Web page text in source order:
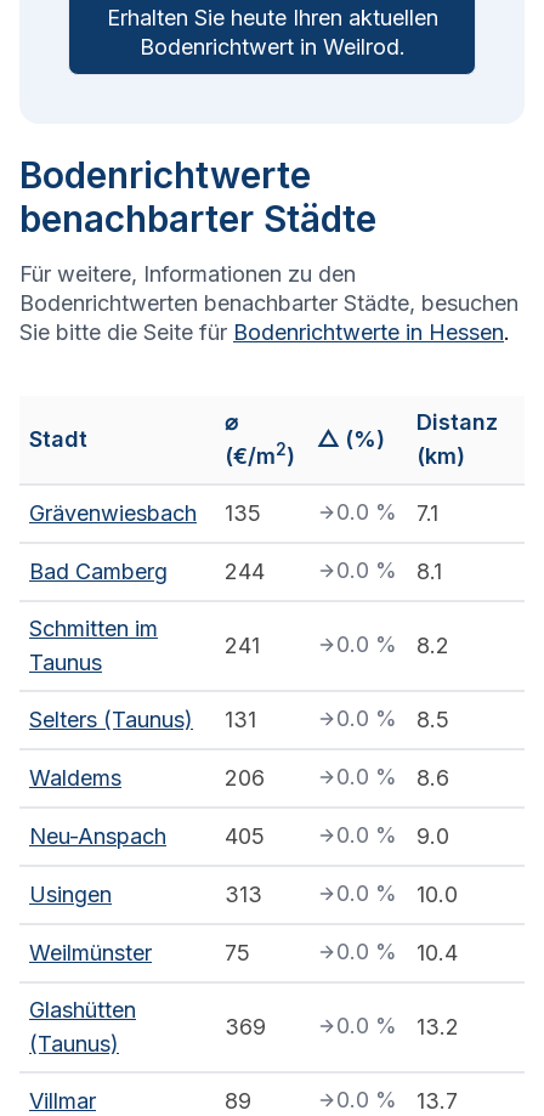
Erhalten Sie heute Ihren aktuellen
Bodenrichtwert in Weilrod.
Bodenrichtwerte
benachbarter Städte
Für weitere, Informationen zu den
Bodenrichtwerten benachbarter Städte, besuchen
Sie bitte die Seite für Bodenrichtwerte in Hessen.
Stadt
⌀
(€/m2)
△ (%)
Distanz
(km)
Grävenwiesbach 135 0.0 % 7.1
Bad Camberg 244 0.0 % 8.1
Schmitten im
Taunus
241 0.0 % 8.2
Selters (Taunus) 131 0.0 % 8.5
Waldems 206 0.0 % 8.6
Neu-Anspach 405 0.0 % 9.0
Usingen 313 0.0 % 10.0
Weilmünster 75 0.0 % 10.4
Glashütten
(Taunus)
369 0.0 % 13.2
Villmar 89 0.0 % 13.7